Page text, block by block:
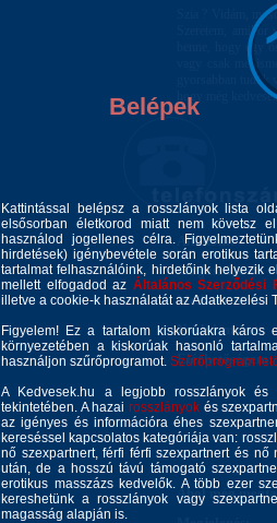
Belépek
Kattintással belépsz a rosszlányok lista
elsősorban életkorod miatt nem követsz
használod jogellenes célra.
hirdetések) igénybevétele során erotikus
tartalmat felhasználóink, hirdetőink helyezik
mellett elfogadod az Általános Szerződési
illetve a cookie-k használatát az Adatkezelési
Figyelem! Ez a tartalom kiskorúakra káros
környezetében a kiskorúak hasonló
használjon szűrőprogramot. Szűrőprogram
A Kedvesek.hu a legjobb rosszlányok és
tekintetében. A hazairosszlányok és
az igényes és információra éhes
kereséssel kapcsolatos kategóriája van:
nő szexpartnert, férfi férfi szexpartnert és
után, de a hosszú távú támogató
erotikus masszázs kedvelők. A több ezer
kereshetünk a rosszlányok vagy
magasság alapján is.
Szia ? Vidám,
Szeretem,
benne, hogy egy
vagy csak
gyorsabban
hogy még
Alkatom:
Magasságom:
Mellméretem:
Nyelvismeret:
Elérhetőségem:
Ahol még